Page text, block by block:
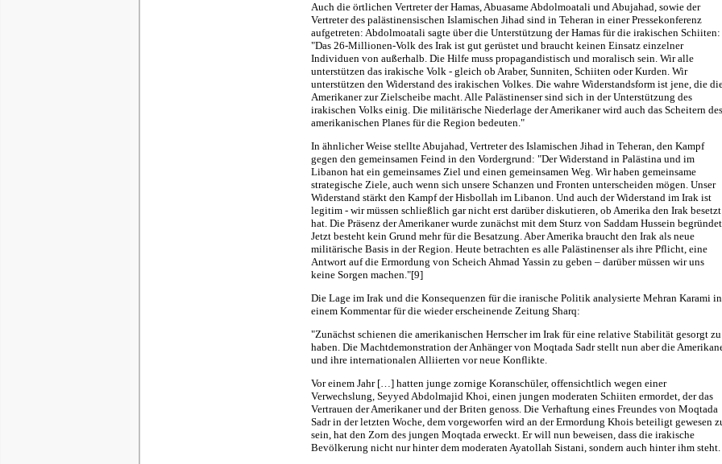
Auch die örtlichen Vertreter der Hamas, Abuasame Abdolmoatali und Abujahad, sowie der
Vertreter des palästinensischen Islamischen Jihad sind in Teheran in einer Pressekonferenz
aufgetreten: Abdolmoatali sagte über die Unterstützung der Hamas für die irakischen Schiiten:
"Das 26-Millionen-Volk des Irak ist gut gerüstet und braucht keinen Einsatz einzelner
Individuen von außerhalb. Die Hilfe muss propagandistisch und moralisch sein. Wir alle
unterstützen das irakische Volk - gleich ob Araber, Sunniten, Schiiten oder Kurden. Wir
unterstützen den Widerstand des irakischen Volkes. Die wahre Widerstandsform ist jene, die
Amerikaner zur Zielscheibe macht. Alle Palästinenser sind sich in der Unterstützung des
irakischen Volks einig. Die militärische Niederlage der Amerikaner wird auch das Scheitern des
amerikanischen Planes für die Region bedeuten."
In ähnlicher Weise stellte Abujahad, Vertreter des Islamischen Jihad in Teheran, den Kampf
gegen den gemeinsamen Feind in den Vordergrund: "Der Widerstand in Palästina und im
Libanon hat ein gemeinsames Ziel und einen gemeinsamen Weg. Wir haben gemeinsame
strategische Ziele, auch wenn sich unsere Schanzen und Fronten unterscheiden mögen. Unser
Widerstand stärkt den Kampf der Hisbollah im Libanon. Und auch der Widerstand im Irak ist
legitim - wir müssen schließlich gar nicht erst darüber diskutieren, ob Amerika den Irak besetzt
hat. Die Präsenz der Amerikaner wurde zunächst mit dem Sturz von Saddam Hussein
Jetzt besteht kein Grund mehr für die Besatzung. Aber Amerika braucht den Irak als neue
militärische Basis in der Region. Heute betrachten es alle Palästinenser als ihre Pflicht, eine
Antwort auf die Ermordung von Scheich Ahmad Yassin zu geben – darüber müssen wir uns
keine Sorgen machen."[9]
Die Lage im Irak und die Konsequenzen für die iranische Politik analysierte Mehran Karami in
einem Kommentar für die wieder erscheinende Zeitung Sharq:
"Zunächst schienen die amerikanischen Herrscher im Irak für eine relative Stabilität gesorgt zu
haben. Die Machtdemonstration der Anhänger von Moqtada Sadr stellt nun aber die
und ihre internationalen Alliierten vor neue Konflikte.
Vor einem Jahr […] hatten junge zornige Koranschüler, offensichtlich wegen einer
Verwechslung, Seyyed Abdolmajid Khoi, einen jungen moderaten Schiiten ermordet, der das
Vertrauen der Amerikaner und der Briten genoss. Die Verhaftung eines Freundes von Moqtada
Sadr in der letzten Woche, dem vorgeworfen wird an der Ermordung Khois beteiligt gewesen
sein, hat den Zorn des jungen Moqtada erweckt. Er will nun beweisen, dass die irakische
Bevölkerung nicht nur hinter dem moderaten Ayatollah Sistani, sondern auch hinter ihm steht.